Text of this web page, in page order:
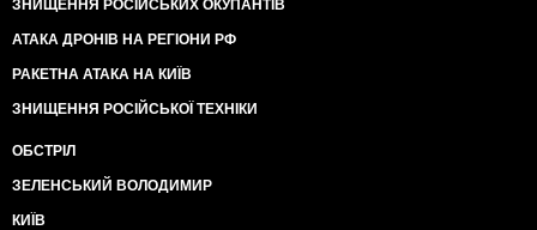
ЗНИЩЕННЯ РОСІЙСЬКИХ ОКУПАНТІВ
АТАКА ДРОНІВ НА РЕГІОНИ РФ
РАКЕТНА АТАКА НА КИЇВ
ЗНИЩЕННЯ РОСІЙСЬКОЇ ТЕХНІКИ
ОБСТРІЛ
ЗЕЛЕНСЬКИЙ ВОЛОДИМИР
КИЇВ